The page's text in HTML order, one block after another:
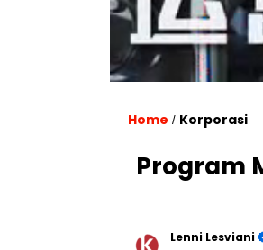
Home / Korporasi
Program
Lenni Lesviani